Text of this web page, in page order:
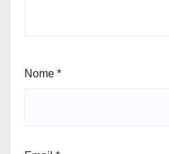
Nome *